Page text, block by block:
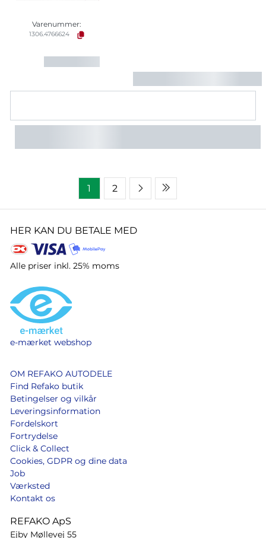
Varenummer:
1306.4766624
1 2
HER KAN DU BETALE MED
Alle priser inkl. 25% moms
e-mærket webshop
OM REFAKO AUTODELE
Find Refako butik
Betingelser og vilkår
Leveringsinformation
Fordelskort
Fortrydelse
Click & Collect
Cookies, GDPR og dine data
Job
Værksted
Kontakt os
REFAKO ApS
Ejby Møllevej 55